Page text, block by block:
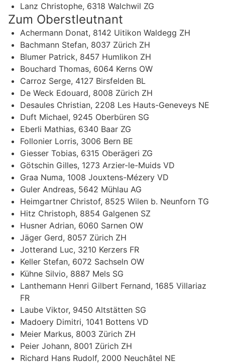
Lanz Christophe, 6318 Walchwil ZG
Zum Oberstleutnant
Achermann Donat, 8142 Uitikon Waldegg ZH
Bachmann Stefan, 8037 Zürich ZH
Blumer Patrick, 8457 Humlikon ZH
Bouchard Thomas, 6064 Kerns OW
Carroz Serge, 4127 Birsfelden BL
De Weck Edouard, 8008 Zürich ZH
Desaules Christian, 2208 Les Hauts-Geneveys NE
Duft Michael, 9245 Oberbüren SG
Eberli Mathias, 6340 Baar ZG
Follonier Lorris, 3006 Bern BE
Giesser Tobias, 6315 Oberägeri ZG
Götschin Gilles, 1273 Arzier-le-Muids VD
Graa Numa, 1008 Jouxtens-Mézery VD
Guler Andreas, 5642 Mühlau AG
Heimgartner Christof, 8525 Wilen b. Neunforn TG
Hitz Christoph, 8854 Galgenen SZ
Husner Adrian, 6060 Sarnen OW
Jäger Gerd, 8057 Zürich ZH
Jotterand Luc, 3210 Kerzers FR
Keller Stefan, 6072 Sachseln OW
Kühne Silvio, 8887 Mels SG
Lanthemann Henri Gilbert Fernand, 1685 Villariaz
FR
Laube Viktor, 9450 Altstätten SG
Madoery Dimitri, 1041 Bottens VD
Meier Markus, 8003 Zürich ZH
Peier Johann, 8001 Zürich ZH
Richard Hans Rudolf, 2000 Neuchâtel NE